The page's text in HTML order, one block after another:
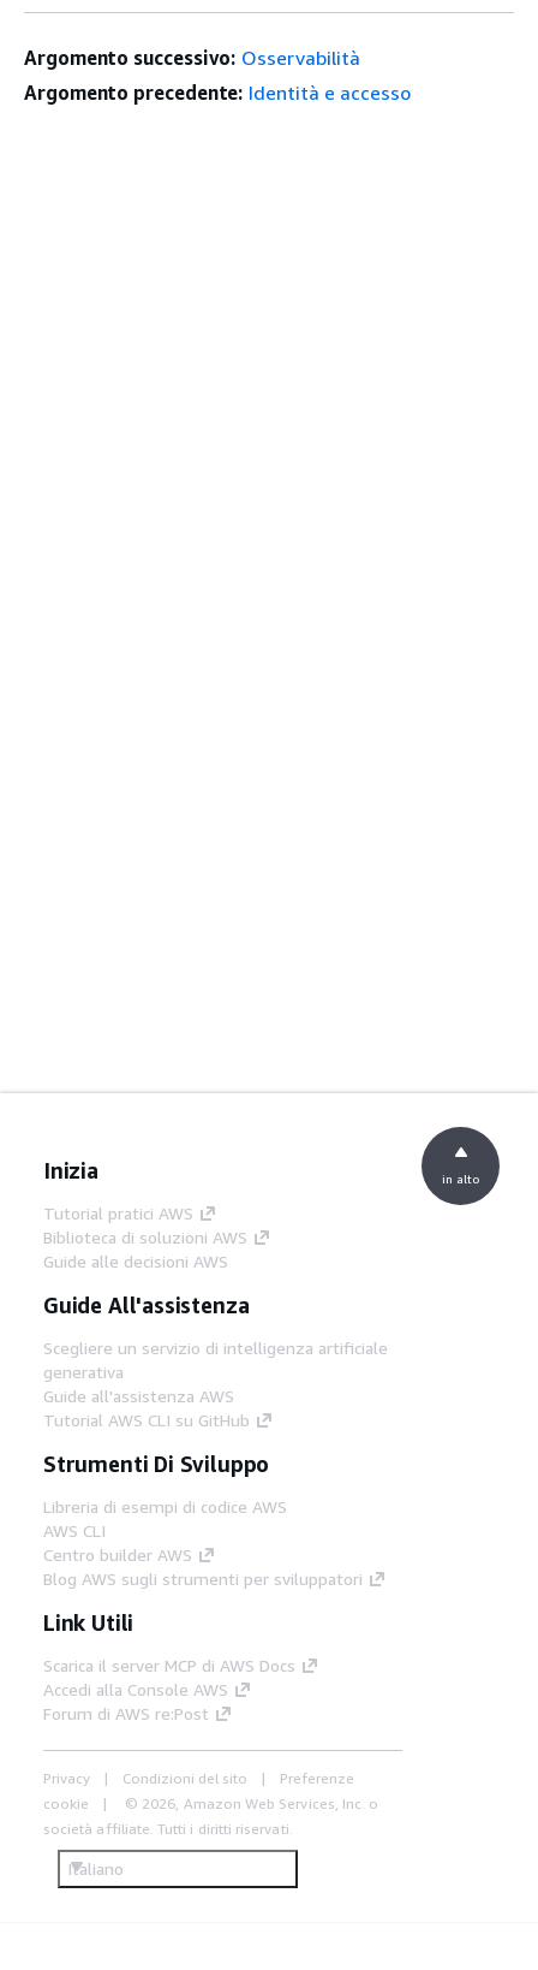
Argomento successivo: Osservabilità
Argomento precedente: Identità e accesso
Inizia
Tutorial pratici AWS
Biblioteca di soluzioni AWS
Guide alle decisioni AWS
Guide All'assistenza
Scegliere un servizio di intelligenza artificiale
generativa
Guide all'assistenza AWS
Tutorial AWS CLI su GitHub
Strumenti Di Sviluppo
Libreria di esempi di codice AWS
AWS CLI
Centro builder AWS
Blog AWS sugli strumenti per sviluppatori
Link Utili
Scarica il server MCP di AWS Docs
Accedi alla Console AWS
Forum di AWS re:Post
Privacy Condizioni del sito
Preferenze
cookie
© 2026, Amazon Web Services, Inc. o
società affiliate. Tutti i diritti riservati.
Italiano
in alto